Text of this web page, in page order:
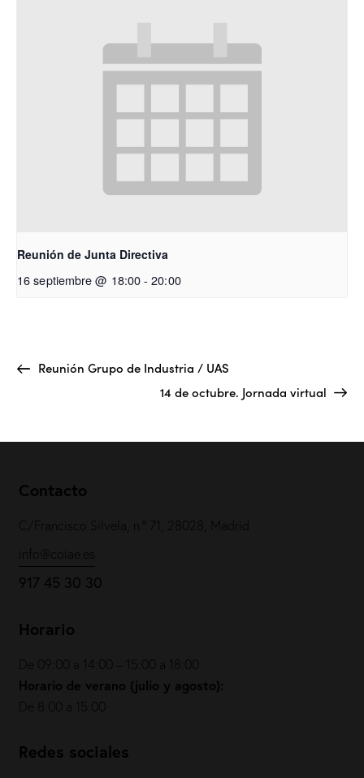
Reunión de Junta Directiva
16 septiembre @ 18:00- 20:00
Reunión Grupo de Industria / UAS
14 de octubre. Jornada virtual
Contacto
C/Francisco Silvela, n.º 71, 28028, Madrid
917 45 30 30
Horario
De 09:00 a 14:00 – 15:00 a 18:00
Horario de verano (julio y agosto):
De 8:00 a 15:00
Redes sociales